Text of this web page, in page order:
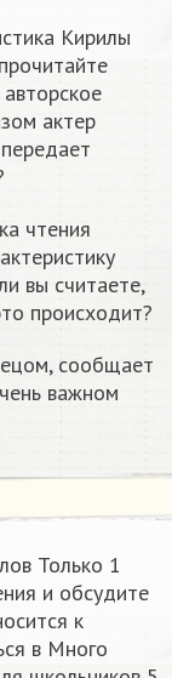
Кирилы
актер
чтения
вы считаете,
происходит?
сообщает
важном
Только 1
и обсудите
к
в Много